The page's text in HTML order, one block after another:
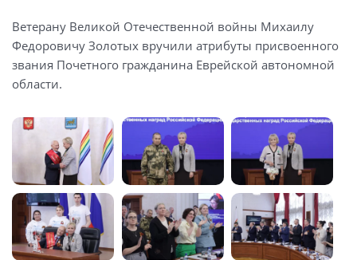
Ветерану Великой Отечественной войны Михаилу
Федоровичу Золотых вручили атрибуты присвоенного
звания Почетного гражданина Еврейской автономной
области.